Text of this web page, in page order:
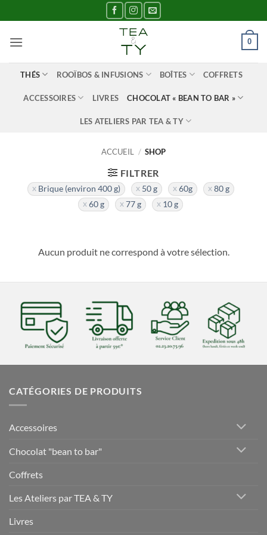
au
contenu
0
THÉS ROOÏBOS & INFUSIONS BOÎTES COFFRETS
ACCESSOIRES LIVRES CHOCOLAT « BEAN TO BAR »
LES ATELIERS PAR TEA & TY
ACCUEIL / SHOP
FILTRER
Brique (environ 400 g) 50 g 60g
80 g
60 g
77 g 10 g
Aucun produit ne correspond à votre sélection.
CATÉGORIES DE PRODUITS
Accessoires
Chocolat "bean to bar"
Coffrets
Les Ateliers par TEA & TY
Livres